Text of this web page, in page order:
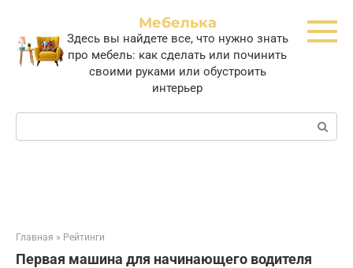
контенту
Мебелька
Здесь вы найдете все, что нужно знать
про мебель: как сделать или починить
своими руками или обустроить
интерьер
Поиск:
Главная » Рейтинги
Первая машина для начинающего водителя